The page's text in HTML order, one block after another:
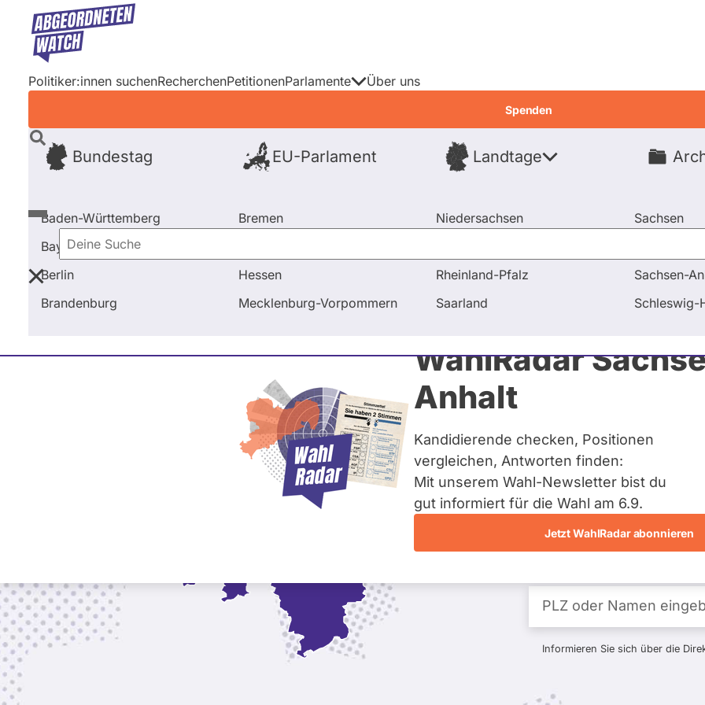
Direkt
Inhalt
Politiker:innen suchenRecherchenPetitionenParlamente
Bundestag EU-Parlament Landtage
Baden-Württemberg
Bayern
Berlin
Brandenburg
Bremen
Hessen
Mecklenburg-Vorpommern
Niedersachsen
Rheinland-Pfalz
Saarland
Sachsen
Sachsen-
Schleswig-
Über uns
Spenden
Deine
Suche
WahlRadar
Anhalt
Kandidierende checken, Positionen
vergleichen, Antworten finden:
Mit unserem Wahl-Newsletter bist du
gut informiert für die Wahl am 6.9.
Jetzt WahlRadar abonnieren
Startseite Niedersachsen Wahl 2017
Fragen
Informieren Sie sich über die